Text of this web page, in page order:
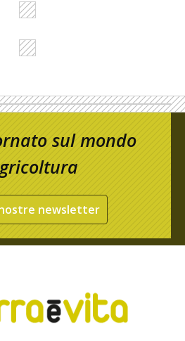
sul mondo
newsletter